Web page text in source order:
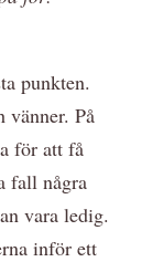
punkten.
På
för att få
fall några
vara ledig.
inför ett